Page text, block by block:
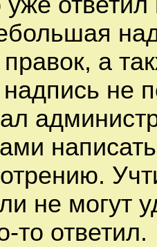
правок, а
не
не могут
то ответил.